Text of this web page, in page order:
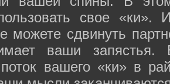
свое «ки».
можете сдвинуть
ваши запястья.
вашего «ки» в